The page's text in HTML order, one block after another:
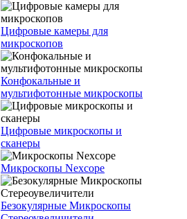
Цифровые камеры для
микроскопов
Конфокальные и
мультифотонные микроскопы
Цифровые микроскопы и
сканеры
Микроскопы Nexcope
Безокулярные Микроскопы